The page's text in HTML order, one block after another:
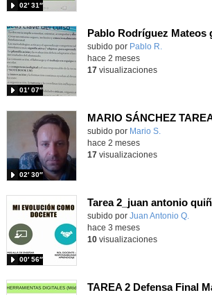
02′ 31″
subido por Pablo R.
01′ 07″
hace 2 meses
17visualizaciones
MARIO SÁNCHEZ
Contenido educativo.
subido por Mario S.
02′ 30″
hace 2 meses
17visualizaciones
Tarea 2_juan antonio
Contenido educativo.
subido por Juan Antonio Q.
00′ 56″
hace 3 meses
10visualizaciones